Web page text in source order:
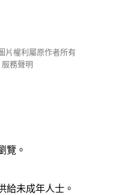
片權利屬原作者所有
服務聲明
覽。
給未成年人士。